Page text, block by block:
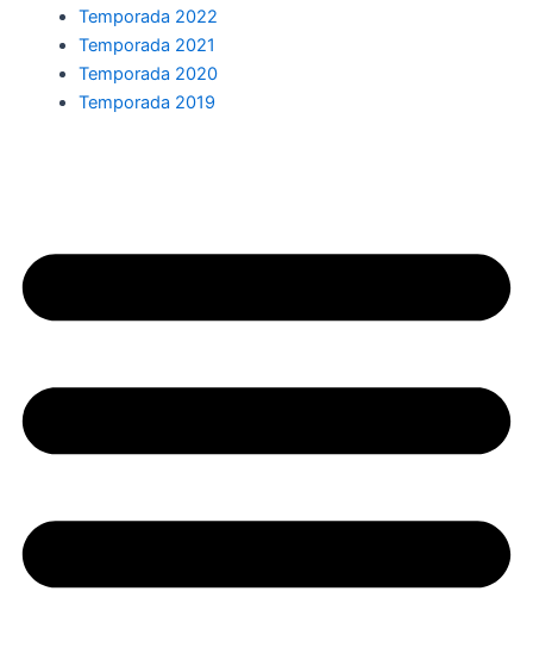
Temporada 2022
Temporada 2021
Temporada 2020
Temporada 2019